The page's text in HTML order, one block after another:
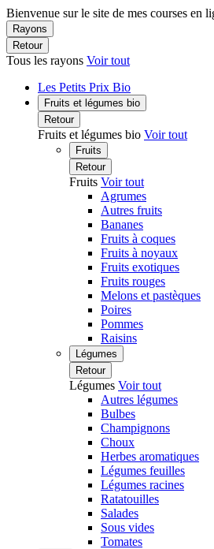
Bienvenue sur le site de mes courses en
Rayons
Retour
Tous les rayons Voir tout
Les Petits Prix Bio
Fruits et légumes bio
Retour
Fruits et légumes bio Voir tout
Fruits
Retour
Fruits Voir tout
Agrumes
Autres fruits
Bananes
Fruits à coques
Fruits à noyaux
Fruits exotiques
Fruits rouges
Melons et pastèques
Poires
Pommes
Raisins
Légumes
Retour
Légumes Voir tout
Autres légumes
Bulbes
Champignons
Choux
Herbes aromatiques
Légumes feuilles
Légumes racines
Ratatouilles
Salades
Sous vides
Tomates